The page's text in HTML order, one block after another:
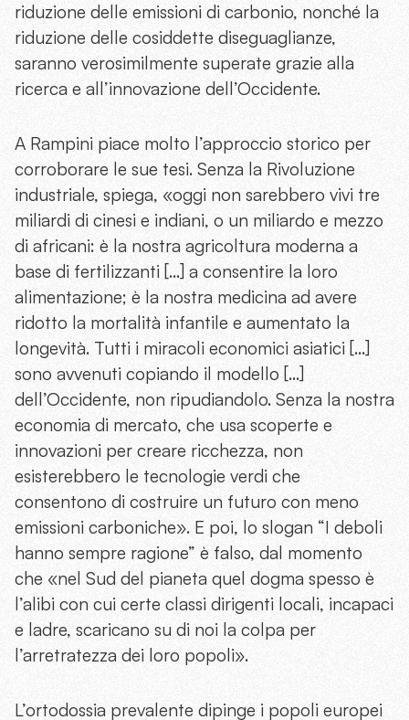
riduzione delle emissioni di carbonio, nonché la
riduzione delle cosiddette diseguaglianze,
saranno verosimilmente superate grazie alla
ricerca e all’innovazione dell’Occidente.
A Rampini piace molto l’approccio storico per
corroborare le sue tesi. Senza la Rivoluzione
industriale, spiega, «oggi non sarebbero vivi tre
miliardi di cinesi e indiani, o un miliardo e mezzo
di africani: è la nostra agricoltura moderna a
base di fertilizzanti […] a consentire la loro
alimentazione; è la nostra medicina ad avere
ridotto la mortalità infantile e aumentato la
longevità. Tutti i miracoli economici asiatici […]
sono avvenuti copiando il modello […]
dell’Occidente, non ripudiandolo. Senza la nostra
economia di mercato, che usa scoperte e
innovazioni per creare ricchezza, non
esisterebbero le tecnologie verdi che
consentono di costruire un futuro con meno
emissioni carboniche». E poi, lo slogan “I deboli
hanno sempre ragione” è falso, dal momento
che «nel Sud del pianeta quel dogma spesso è
l’alibi con cui certe classi dirigenti locali, incapaci
e ladre, scaricano su di noi la colpa per
l’arretratezza dei loro popoli».
L’ortodossia prevalente dipinge i popoli europei